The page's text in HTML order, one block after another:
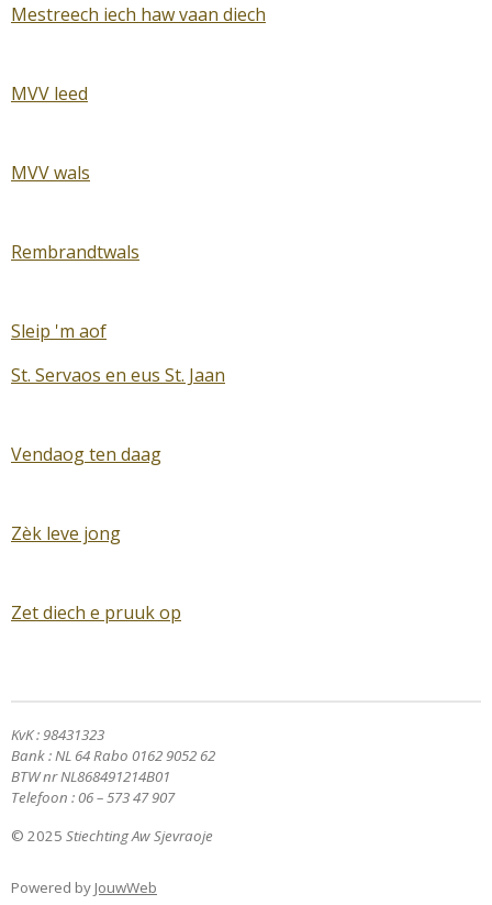
Mestreech iech haw vaan diech
MVV leed
MVV wals
Rembrandtwals
Sleip 'm aof
St. Servaos en eus St. Jaan
Vendaog ten daag
Zèk leve jong
Zet diech e pruuk op
KvK : 98431323
Bank : NL 64 Rabo 0162 9052 62
BTW nr NL868491214B01
Telefoon : 06 – 573 47 907
© 2025 Stiechting Aw Sjevraoje
Powered by JouwWeb